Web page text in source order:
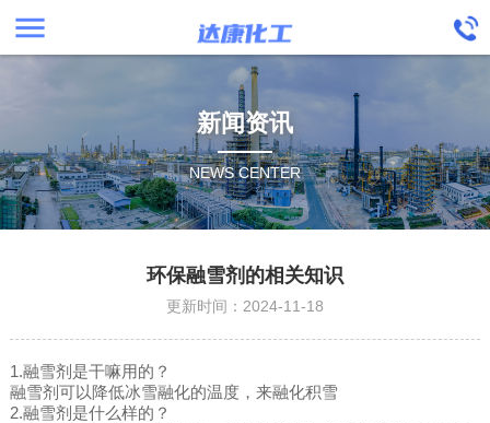
menu
新闻资讯
NEWS CENTER
环保融雪剂的相关知识
更新时间：2024-11-18
1.融雪剂是干嘛用的？
融雪剂可以降低冰雪融化的温度，来融化积雪
2.融雪剂是什么样的？